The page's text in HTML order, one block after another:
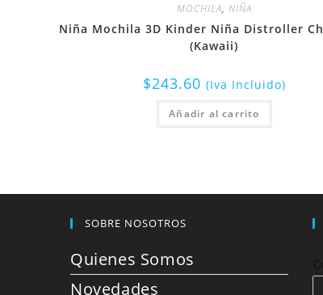
MOCHILA, NIÑA
Niña Mochila 3D Kinder Niña Distroller
(Kawaii)
$243.60 (Iva Incluido)
Añadir al carrito
SOBRE NOSOTROS
Quienes Somos
Novedades